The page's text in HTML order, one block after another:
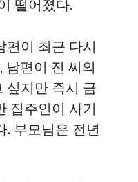
떨어졌다.
편이 최근 다시
편이 진 씨의
싶지만 즉시 금
집주인이 사기
. 부모님은 전년